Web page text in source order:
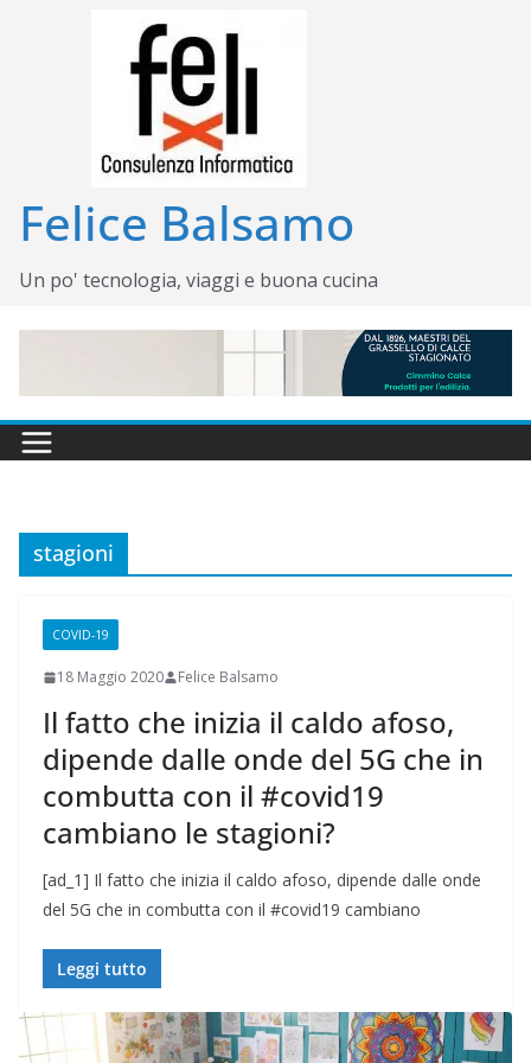
Felice Balsamo
Un po' tecnologia, viaggi e buona cucina
stagioni
COVID-19
18 Maggio 2020 Felice Balsamo
Il fatto che inizia il caldo afoso,
dipende dalle onde del 5G che in
combutta con il #covid19
cambiano le stagioni?
[ad_1] Il fatto che inizia il caldo afoso, dipende dalle onde
del 5G che in combutta con il #covid19 cambiano
Leggi tutto